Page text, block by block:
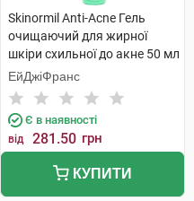
Skinormil Anti-Acne Гель
очищаючий для жирної
шкіри схильної до акне 50 мл
1 туба
ЕйДжіФранс
Є в наявності
від 281.50 грн
КУПИТИ